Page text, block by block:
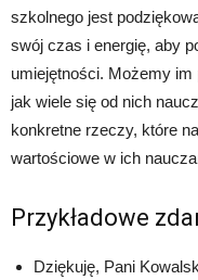
szkolnego jest
swój czas i energię, aby
umiejętności. Możemy
jak wiele się od nich
konkretne rzeczy, które
wartościowe w ich
Przykładowe
Dziękuję, Pani